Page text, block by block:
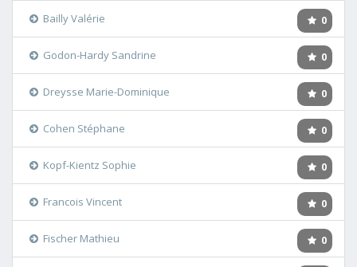
0
Bailly Valérie
0
Godon-Hardy Sandrine
0
Dreysse Marie-Dominique
0
Cohen Stéphane
0
Kopf-Kientz Sophie
0
Francois Vincent
0
Fischer Mathieu